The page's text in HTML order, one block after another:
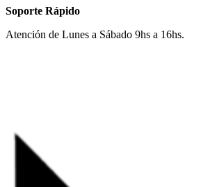
Soporte Rápido
Atención de Lunes a Sábado 9hs a 16hs.